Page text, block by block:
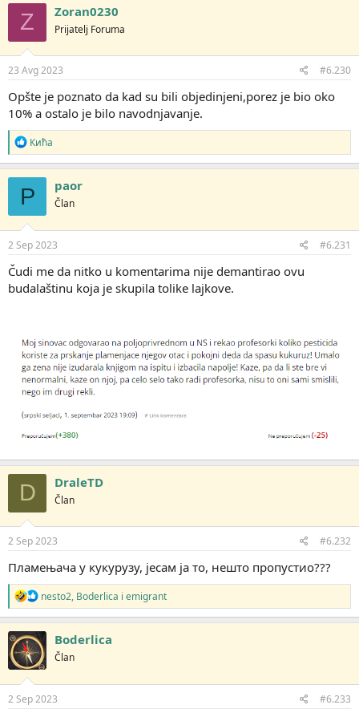
g
o
v
a
n
j
:
Z Zoran0230
Prijatelj Foruma
23 Avg 2023 #6.230
Opšte je poznato da kad su bili objedinjeni,porez je bio oko
10% a ostalo je bilo navodnjavanje.
R
e
a
g
o
a
n
j
:
Кића
P paor
Član
2 Sep 2023 #6.231
Čudi me da nitko u komentarima nije demantirao ovu
budalaštinu koja je skupila tolike lajkove.
D DraleTD
Član
2 Sep 2023 #6.232
Пламењача у кукурузу, јесам ја то, нешто пропустио???
R
e
a
g
o
v
a
n
j
nesto2, Boderlica i emigrant
Boderlica
Član
2 Sep 2023 #6.233